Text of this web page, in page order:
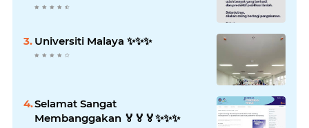
Universiti Malaya ✨️✨️✨️
Selamat Sangat
Membanggakan 🏅🏅🏅✨️✨️✨️